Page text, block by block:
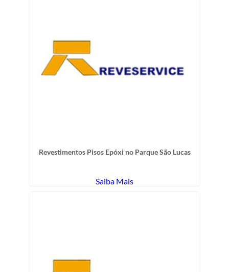
Revestimentos Pisos Epóxi no Parque São Lucas
Saiba Mais